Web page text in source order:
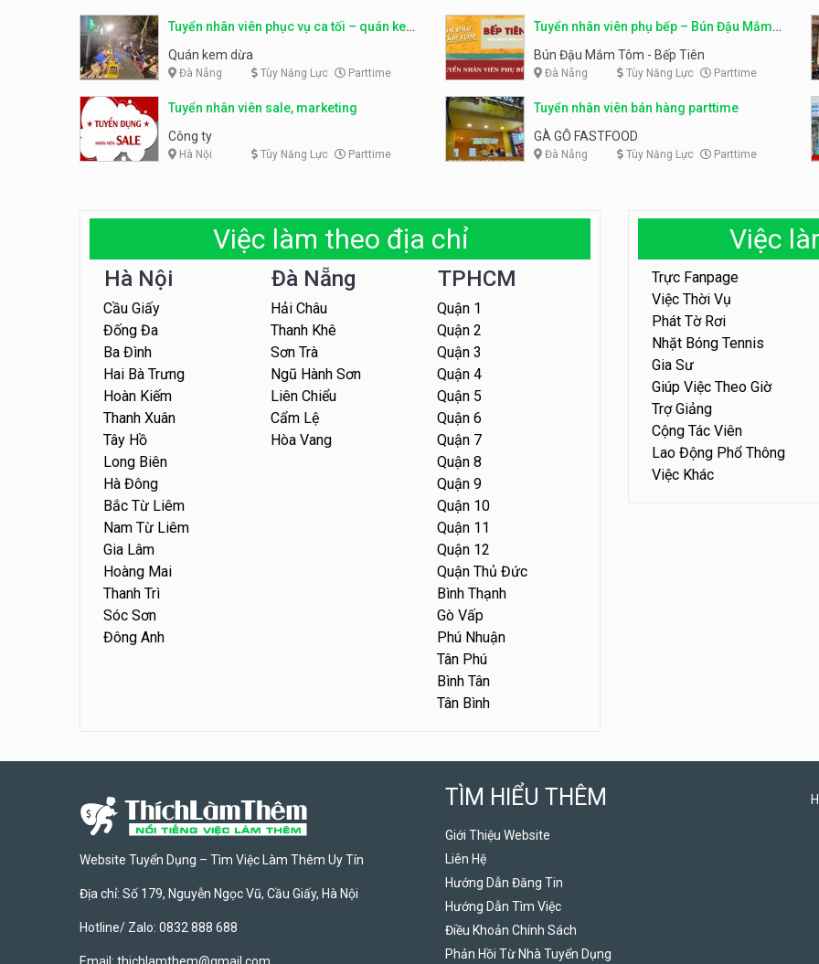
Tuyển nhân viên phục vụ ca tối – quán kem
dừa
Quán kem dừa
Đà Nẵng Tùy Năng Lực Parttime
Tuyển nhân viên phụ bếp – Bún Đậu Mắm
Tôm – Bếp Tiên
Bún Đậu Mắm Tôm - Bếp Tiên
Đà Nẵng Tùy Năng Lực Parttime
Tuyển nhân viên sale, marketing
Công ty
Hà Nội Tùy Năng Lực Parttime
Tuyển nhân viên bán hàng parttime
GÀ GÔ FASTFOOD
Đà Nẵng Tùy Năng Lực Parttime
Việc làm theo địa chỉ
Hà Nội
Cầu Giấy
Đống Đa
Ba Đình
Hai Bà Trưng
Hoàn Kiếm
Thanh Xuân
Tây Hồ
Long Biên
Hà Đông
Bắc Từ Liêm
Nam Từ Liêm
Gia Lâm
Hoàng Mai
Thanh Trì
Sóc Sơn
Đông Anh
Đà Nẵng
Hải Châu
Thanh Khê
Sơn Trà
Ngũ Hành Sơn
Liên Chiểu
Cẩm Lệ
Hòa Vang
TPHCM
Quận 1
Quận 2
Quận 3
Quận 4
Quận 5
Quận 6
Quận 7
Quận 8
Quận 9
Quận 10
Quận 11
Quận 12
Quận Thủ Đức
Bình Thạnh
Gò Vấp
Phú Nhuận
Tân Phú
Bình Tân
Tân Bình
Việc
Trực Fanpage
Việc Thời Vụ
Phát Tờ Rơi
Nhặt Bóng Tennis
Gia Sư
Giúp Việc Theo Giờ
Trợ Giảng
Cộng Tác Viên
Lao Động Phổ Thông
Việc Khác
Website Tuyển Dụng – Tìm Việc Làm Thêm Uy Tín
Địa chỉ: Số 179, Nguyễn Ngọc Vũ, Cầu Giấy, Hà Nội
Hotline/ Zalo: 0832 888 688
TÌM HIỂU THÊM
Giới Thiệu Website
Liên Hệ
Hướng Dẫn Đăng Tin
Hướng Dẫn Tìm Việc
Điều Khoản Chính Sách
Phản Hồi Từ Nhà Tuyển Dụng